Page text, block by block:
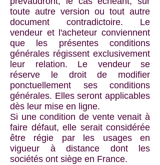
toute autre version ou tout autre
document contradictoire. Le
vendeur et l'acheteur conviennent
que les présentes conditions
générales régissent exclusivement
leur relation. Le vendeur se
réserve le droit de modifier
ponctuellement ses conditions
générales. Elles seront applicables
dès leur mise en ligne.
Si une condition de vente venait à
faire défaut, elle serait considérée
être régie par les usages en
vigueur à distance dont les
sociétés ont siège en France.